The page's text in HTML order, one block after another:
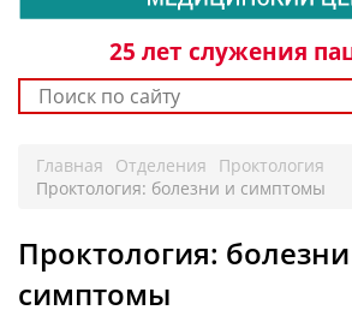
25 лет служения
Главная Отделения
Проктология
Проктология: болезни и симптомы
Проктология:
симптомы